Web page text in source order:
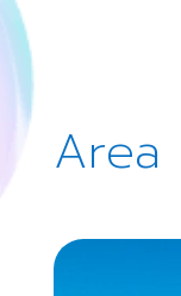
Area